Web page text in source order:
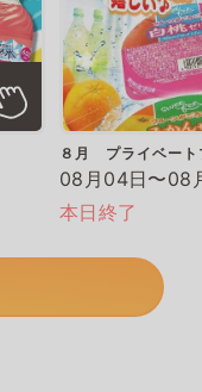
８月 プライベート
08月04日〜08
本日終了